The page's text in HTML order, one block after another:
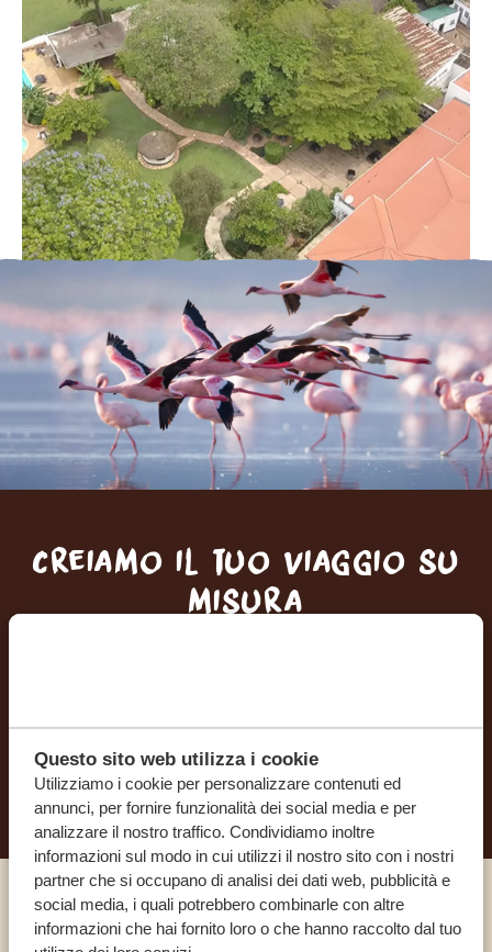
Questo sito web utilizza i cookie
Utilizziamo i cookie per personalizzare contenuti ed
annunci, per fornire funzionalità dei social media e per
analizzare il nostro traffico. Condividiamo inoltre
informazioni sul modo in cui utilizzi il nostro sito con i nostri
partner che si occupano di analisi dei dati web, pubblicità e
social media, i quali potrebbero combinarle con altre
informazioni che hai fornito loro o che hanno raccolto dal tuo
Creiamo il tuo viaggio su
misura
INIZIA A PIANIFICARE IL VIAGGIO DEI TUOI
SOGNI
Chiama un esperto